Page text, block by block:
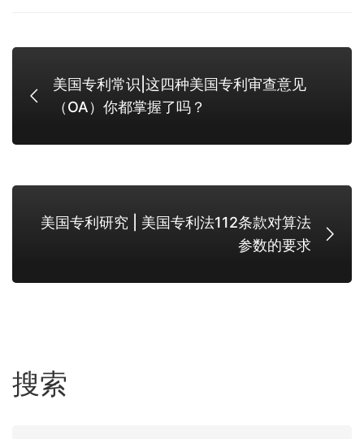
美国专利常识|这四种美国专利审查意见
（OA）你都掌握了吗？
美国专利研究 | 美国专利法112条款对算法
参数的要求
搜索